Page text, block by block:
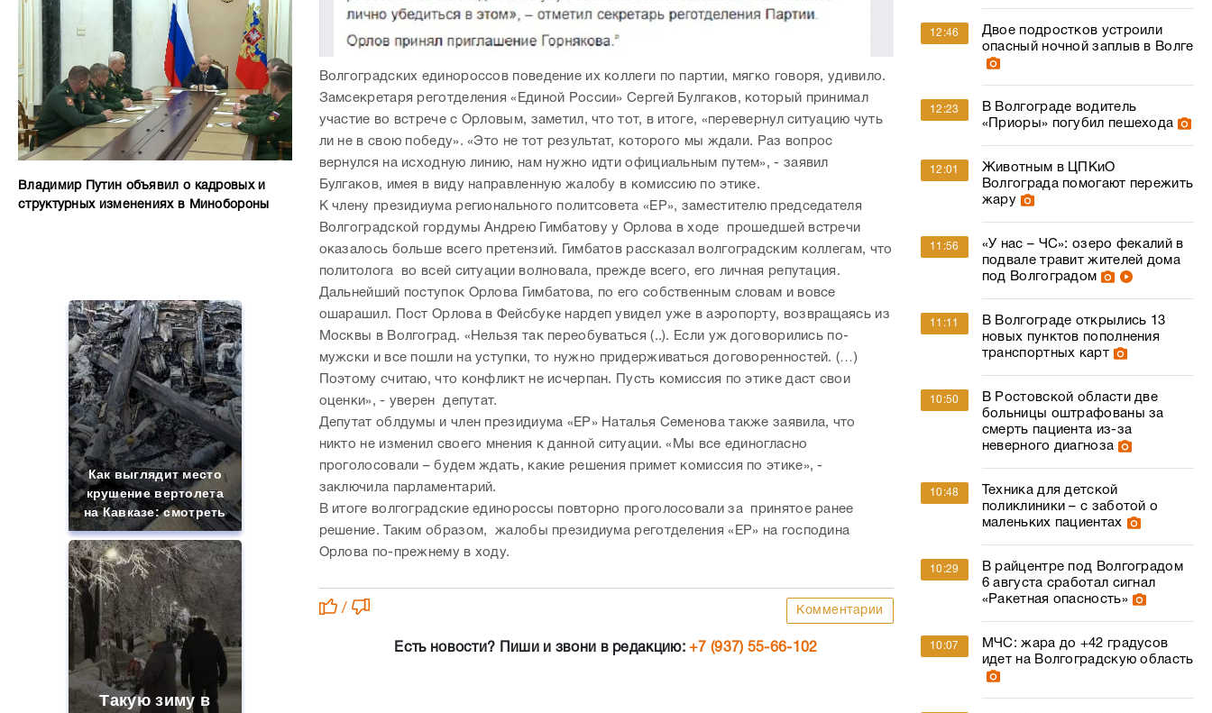
Владимир Путин объявил о кадровых и
структурных изменениях в Минобороны
Как выглядит место
крушение вертолета
на Кавказе: смотреть
Такую зиму в
Волгоградских единороссов поведение их коллеги по партии, мягко говоря, удивило.
Замсекретаря реготделения «Единой России» Сергей Булгаков, который принимал
участие во встрече с Орловым, заметил, что тот, в итоге, «перевернул ситуацию чуть
ли не в свою победу». «Это не тот результат, которого мы ждали. Раз вопрос
вернулся на исходную линию, нам нужно идти официальным путем», - заявил
Булгаков, имея в виду направленную жалобу в комиссию по этике.
К члену президиума регионального политсовета «ЕР», заместителю председателя
Волгоградской гордумы Андрею Гимбатову у Орлова в ходе прошедшей встречи
оказалось больше всего претензий. Гимбатов рассказал волгоградским коллегам, что
политолога во всей ситуации волновала, прежде всего, его личная репутация.
Дальнейший поступок Орлова Гимбатова, по его собственным словам и вовсе
ошарашил. Пост Орлова в Фейсбуке нардеп увидел уже в аэропорту, возвращаясь из
Москвы в Волгоград. «Нельзя так переобуваться (..). Если уж договорились по-
мужски и все пошли на уступки, то нужно придерживаться договоренностей. (…)
Поэтому считаю, что конфликт не исчерпан. Пусть комиссия по этике даст свои
оценки», - уверен депутат.
Депутат облдумы и член президиума «ЕР» Наталья Семенова также заявила, что
никто не изменил своего мнения к данной ситуации. «Мы все единогласно
проголосовали – будем ждать, какие решения примет комиссия по этике», -
заключила парламентарий.
В итоге волгоградские единороссы повторно проголосовали за принятое ранее
решение. Таким образом, жалобы президиума реготделения «ЕР» на господина
Орлова по-прежнему в ходу.
/ Комментарии
Есть новости? Пиши и звони в редакцию:+7 (937) 55-66-102
12:46
Двое подростков устроили
опасный ночной заплыв в Волге
12:23
В Волгограде водитель
«Приоры» погубил пешехода
12:01
Животным в ЦПКиО
Волгограда помогают пережить
жару
11:56
«У нас – ЧС»: озеро фекалий в
подвале травит жителей дома
под Волгоградом
11:11
В Волгограде открылись 13
новых пунктов пополнения
транспортных карт
10:50
В Ростовской области две
больницы оштрафованы за
смерть пациента из-за
неверного диагноза
10:48
Техника для детской
поликлиники – с заботой о
маленьких пациентах
10:29
В райцентре под Волгоградом
6 августа сработал сигнал
«Ракетная опасность»
10:07
МЧС: жара до +42 градусов
идет на Волгоградскую область